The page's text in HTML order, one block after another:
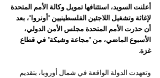
أعلنت السويد، استئنافها تمويل وكالة الأمم المتحدة
لإغاثة وتشغيل اللاجئين الفلسطينيين "أونروا"، بعد
أن حذرت الأمم المتحدة مجلس الأمن الدولي،
الأسبوع الماضي، من "مجاعة وشيكة" في قطاع
غزة.
وتعهدت الدولة الواقعة في شمال أوروبا، بتقديم